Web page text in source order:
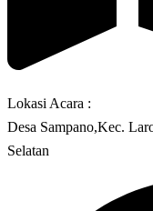
Lokasi Acara :
Desa Sampano,Kec.
Selatan